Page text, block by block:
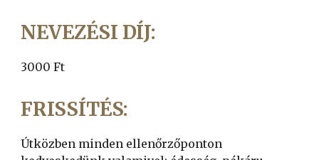
NEVEZÉSI DÍJ:
3000 Ft
FRISSÍTÉS:
Útközben minden ellenőrzőponton